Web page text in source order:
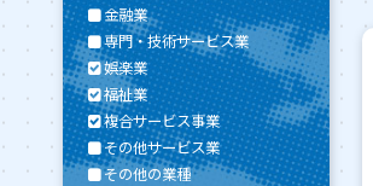
金融業
専門・技術サービス業
娯楽業
福祉業
複合サービス事業
その他サービス業
その他の業種